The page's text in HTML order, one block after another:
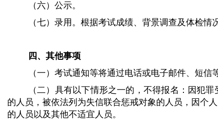
（六）公示。
（七）录用 。根据考试成绩、背景调查及体检情
四、其他事项
（一）考试通知等将通过电话或电子邮件、短
（二）具有以下情形之一的，不得报名： 因犯罪
的人员，被依法列为失信联合惩戒对象的人员，因个
的人员以及其他不适宜人员。